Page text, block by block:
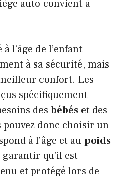
auto convient à
l’âge de l’enfant
à sa sécurité, mais
confort. Les
spécifiquement
des bébés et des
pouvez donc choisir un
à l’âge et aupoids
qu’il est
et protégé lors de